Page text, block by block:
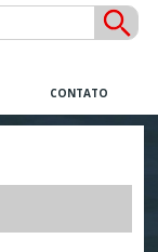
CONTATO